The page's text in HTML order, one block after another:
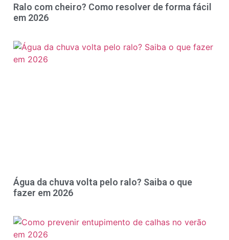
Ralo com cheiro? Como resolver de forma fácil
em 2026
Água da chuva volta pelo ralo? Saiba o que
fazer em 2026